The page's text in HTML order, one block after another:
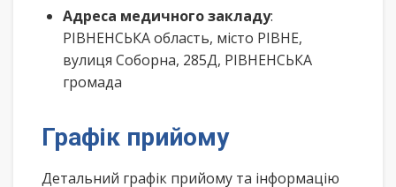
Адреса медичного закладу:
РІВНЕНСЬКА область, місто РІВНЕ,
вулиця Соборна, 285Д, РІВНЕНСЬКА
громада
Графік прийому
Детальний графік прийому та інформацію